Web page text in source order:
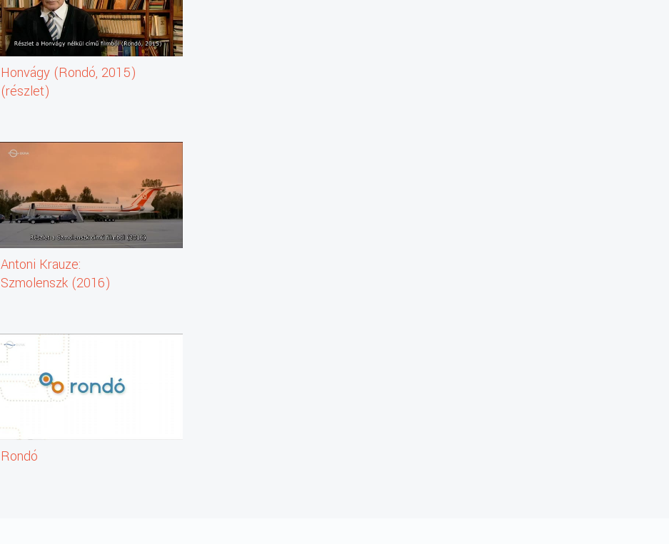
Honvágy (Rondó, 2015)
(részlet)
Antoni Krauze:
Szmolenszk (2016)
Rondó